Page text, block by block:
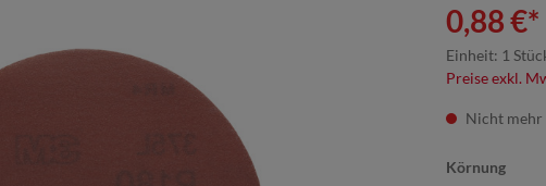
0,88 €*
Einheit: 1
Preise exkl.
Nicht
Körnung